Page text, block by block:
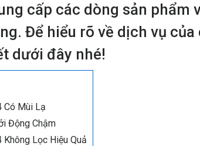
cấp các dòng sản phẩm
Để hiểu rõ về dịch vụ
dưới đây nhé!
Có Mùi Lạ
Động Chậm
Lọc Hiệu Quả